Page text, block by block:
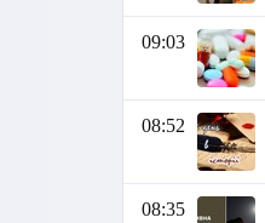
09:03
08:52
08:35